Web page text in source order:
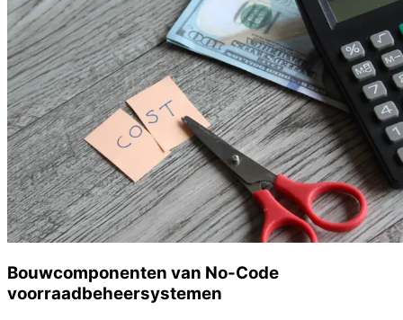
Bouwcomponenten van No-Code
voorraadbeheersystemen